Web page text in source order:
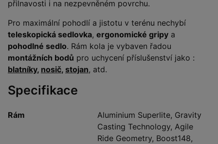
přilnavosti i na nezpevněném povrchu.
Pro maximální pohodlí a jistotu v terénu nechybí
teleskopická sedlovka, ergonomické gripy a
pohodlné sedlo. Rám kola je vybaven řadou
montážních bodů pro uchycení příslušenství jako :
blatníky, nosič, stojan, atd.
Specifikace
Rám
Aluminium Superlite, Gravity
Casting Technology, Agile
Ride Geometry, Boost148,